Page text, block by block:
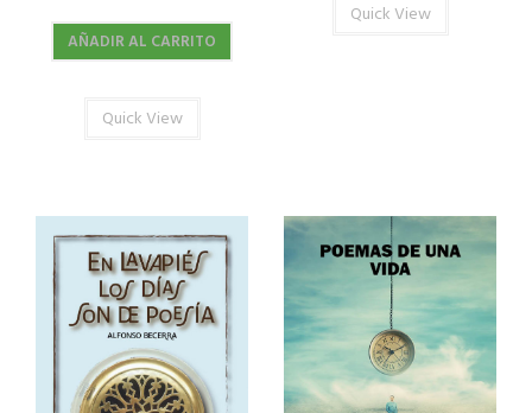
AÑADIR AL CARRITO
Quick View
Quick View